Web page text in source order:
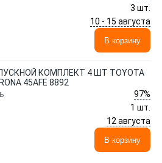
3 шт.
10 - 15 августа
В корзину
КОМПЛЕКТ 4 ШТ TOYOTA
45AFE 8892
97%
1 шт.
12 августа
В корзину